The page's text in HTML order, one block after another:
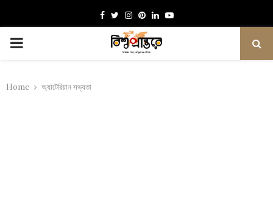
Facebook
TwitterInstagram
Pinterest
LinkedinYoutube
PRIMARY
Home অ্যাটেরিয়ান সভ্যতা